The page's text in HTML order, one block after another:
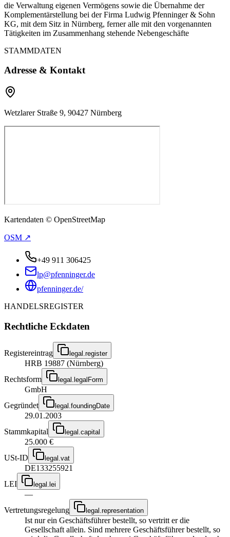
die Verwaltung eigenen Vermögens sowie die Übernahme der
Komplementärstellung bei der Firma Ludwig Pfenninger & Sohn
KG, mit dem Sitz in Nürnberg, ferner alle mit den vorgenannten
Tätigkeiten im Zusammenhang stehende Nebengeschäfte
STAMMDATEN
Adresse & Kontakt
Wetzlarer Straße 9, 90427 Nürnberg
Kartendaten © OpenStreetMap
OSM ↗
+49 911 306425
lp@pfenninger.de
pfenninger.de/
HANDELSREGISTER
Rechtliche Eckdaten
Registereintrag legal.register
HRB 19887 (Nürnberg)
Rechtsform
legal.legalForm
GmbH
Gegründet
legal.foundingDate
29.01.2003
Stammkapital
legal.capital
25.000 €
USt-ID
legal.vat
DE133255921
LEI
legal.lei
—
Vertretungsregelung
legal.representation
Ist nur ein Geschäftsführer bestellt, so vertritt er die
Gesellschaft allein. Sind mehrere Geschäftsführer bestellt, so